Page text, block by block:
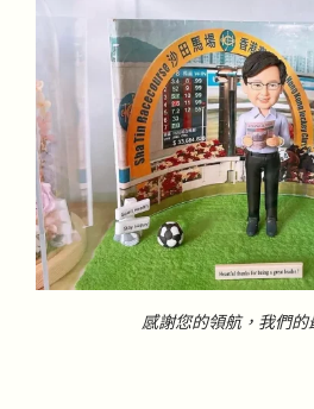
感謝您的領航，我們的